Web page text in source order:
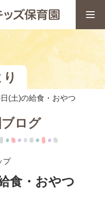
(土)の給食・おやつ
ログ
プ
食・おやつ